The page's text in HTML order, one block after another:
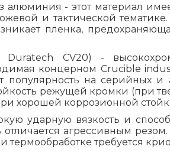
алюминия - этот материал
и тактической
пленка,
CV20) -
концерном Crucible
на серийных и
режущей кромки (при
хорошей коррозионной
ударную вязкость и
отличается агрессивным
термообработке требуется